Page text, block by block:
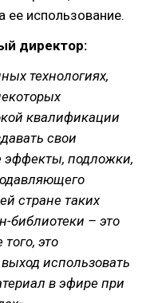
ее использование.
директор:
технологиях,
квалификации
свои
эффекты, подложки,
стране таких
библиотеки – это
это
использовать
в эфире при